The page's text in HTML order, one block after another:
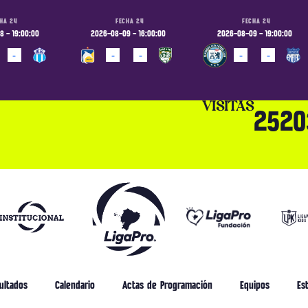
24
- 19:00:00
-
FECHA 24
2026-08-09 - 16:00:00
-
-
FECHA 24
2026-08-09 - 19:00:00
-
-
VISITAS
Calendario Actas de Programación Equipos